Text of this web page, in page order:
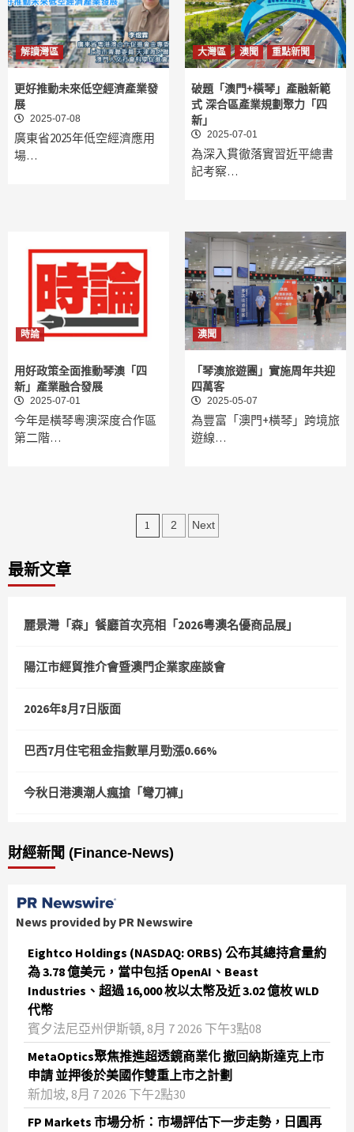
解讀灣區
更好推動未來低空經濟產業發
展
2025-07-08
廣東省2025年低空經濟應用
場…
大灣區 澳聞 重點新聞
破題「澳門+橫琴」產融新範
式 深合區產業規劃聚力「四
新」
2025-07-01
為深入貫徹落實習近平總書
記考察…
時論
用好政策全面推動琴澳「四
新」產業融合發展
2025-07-01
今年是橫琴粵澳深度合作區
第二階…
澳聞
「琴澳旅遊團」實施周年共迎
四萬客
2025-05-07
為豐富「澳門+橫琴」跨境旅
遊線…
文
1 2 Next
最新文章
麗景灣「森」餐廳首次亮相「2026粵澳名優商品展」
陽江市經貿推介會暨澳門企業家座談會
2026年8月7日版面
巴西7月住宅租金指數單月勁漲0.66%
今秋日港澳潮人瘋搶「彎刀褲」
財經新聞 (Finance-News)
News provided by PR Newswire
Eightco Holdings (NASDAQ: ORBS) 公布其總持倉量約
為 3.78 億美元，當中包括 OpenAI、Beast
Industries、超過 16,000 枚以太幣及近 3.02 億枚 WLD
代幣
賓夕法尼亞州伊斯頓, 8月 7 2026 下午3點08
MetaOptics聚焦推進超透鏡商業化 撤回納斯達克上市
申請 並押後於美國作雙重上市之計劃
新加坡, 8月 7 2026 下午2點30
FP Markets 市場分析：市場評估下一步走勢，日圓再